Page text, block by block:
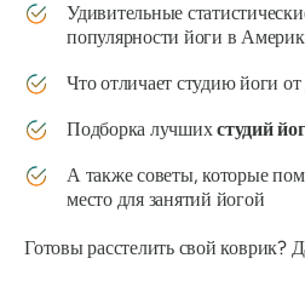
Удивительные
популярности йоги в
Что отличает студию йоги от
Подборка лучшихстудий
А также советы, которые
место для занятий йогой
Готовы расстелить свой коврик?